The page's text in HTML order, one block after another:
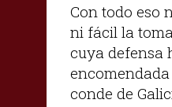
Con todo eso
ni fácil la
cuya defensa
conde de